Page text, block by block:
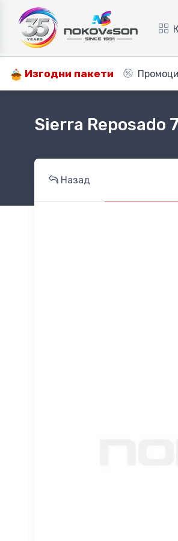
Изгодни пакети
Sierra Reposado
Назад